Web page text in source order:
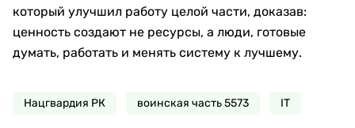
который улучшил работу целой части, доказав:
ценность создают не ресурсы, а люди, готовые
думать, работать и менять систему к лучшему.
Нацгвардия РК воинская часть 5573 IT